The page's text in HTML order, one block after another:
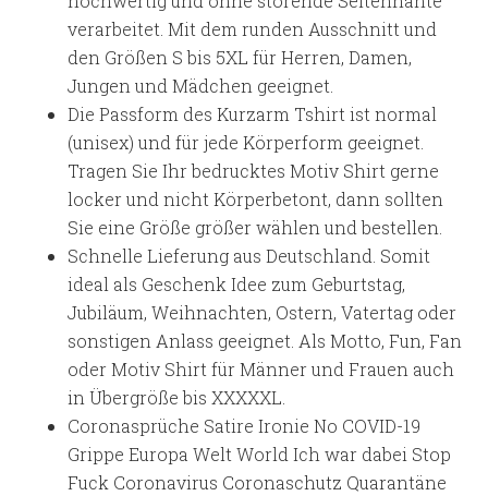
verarbeitet. Mit dem runden Ausschnitt und
den Größen S bis 5XL für Herren, Damen,
Jungen und Mädchen geeignet.
Die Passform des Kurzarm Tshirt ist normal
(unisex) und für jede Körperform geeignet.
Tragen Sie Ihr bedrucktes Motiv Shirt gerne
locker und nicht Körperbetont, dann sollten
Sie eine Größe größer wählen und bestellen.
Schnelle Lieferung aus Deutschland. Somit
ideal als Geschenk Idee zum Geburtstag,
Jubiläum, Weihnachten, Ostern, Vatertag oder
sonstigen Anlass geeignet. Als Motto, Fun, Fan
oder Motiv Shirt für Männer und Frauen auch
in Übergröße bis XXXXXL.
Coronasprüche Satire Ironie No COVID-19
Grippe Europa Welt World Ich war dabei Stop
Fuck Coronavirus Coronaschutz Quarantäne